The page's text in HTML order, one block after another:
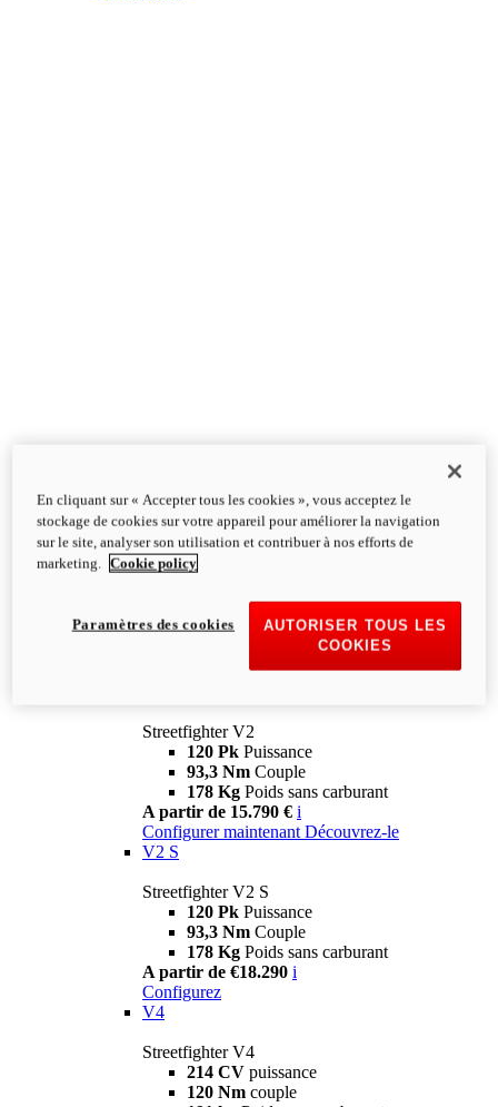
Streetfighter V2
120 Pk Puissance
93,3 Nm Couple
178 Kg Poids sans carburant
A partir de 15.790 € i
Configurer maintenant Découvrez-le
V2 S
Streetfighter V2 S
120 Pk Puissance
93,3 Nm Couple
178 Kg Poids sans carburant
A partir de €18.290 i
Configurez
V4
Streetfighter V4
214 CV puissance
120 Nm couple
En cliquant sur « Accepter tous les cookies », vous acceptez le
stockage de cookies sur votre appareil pour améliorer la navigation
sur le site, analyser son utilisation et contribuer à nos efforts de
marketing.
Cookie policy
AUTORISER TOUS LES
COOKIES
Paramètres des cookies